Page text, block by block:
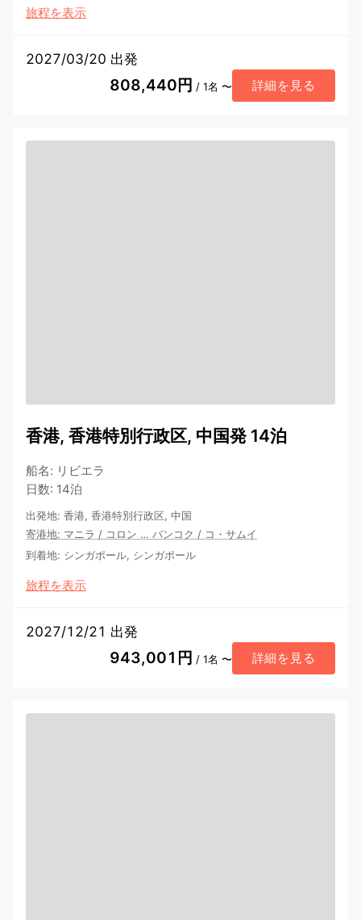
旅程を表示
2027/03/20 出発
808,440円 / 1名 〜 詳細を見る
香港, 香港特別行政区, 中国発 14泊
船名: リビエラ
日数: 14泊
出発地: 香港, 香港特別行政区, 中国
寄港地: マニラ / コロン … バンコク / コ・サムイ
到着地: シンガポール, シンガポール
旅程を表示
2027/12/21 出発
943,001円 / 1名 〜 詳細を見る